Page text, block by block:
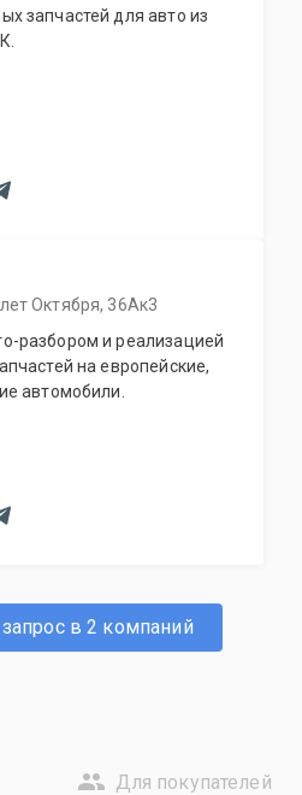
запчастей для авто из
Октября, 36Ак3
разбором и реализацией
на европейские,
автомобили.
в 2 компаний
Для покупателей